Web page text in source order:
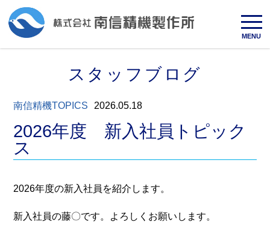
MENU
スタッフブログ
南信精機TOPICS 2026.05.18
2026年度 新入社員トピック
ス
2026年度の新入社員を紹介します。
新入社員の藤〇です。よろしくお願いします。